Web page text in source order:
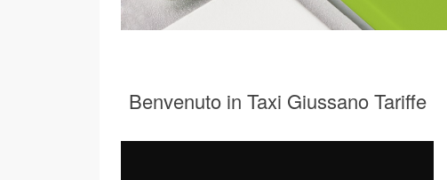
Benvenuto in Taxi Giussano Tariffe